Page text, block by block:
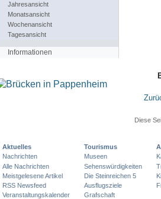
Jahresansicht
Monatsansicht
Wochenansicht
Tagesansicht
Informationen
Diese
Aktuelles
Nachrichten
Alle Nachrichten
Meistgelesene Artikel
RSS Newsfeed
Veranstaltungskalender
Tourismus
Museen
Sehenswürdigkeiten
Die Steinreichen 5
Ausflugsziele
Grafschaft